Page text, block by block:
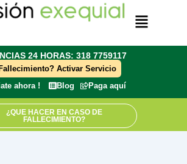
Menú
24 HORAS: 318 7759117
Activar Servicio
ahora !
Blog Paga aquí
¿QUE HACER EN CASO DE
FALLECIMIENTO?